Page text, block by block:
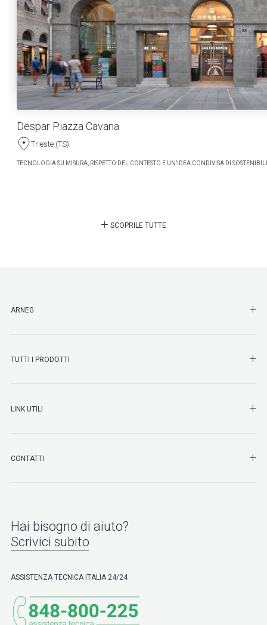
Despar Piazza Cavana
Trieste (TS)
TECNOLOGIA SU MISURA, RISPETTO DEL CONTESTO E UN’IDEA CONDIVISA DI
SCOPRILE TUTTE
ARNEG
TUTTI I PRODOTTI
LINK UTILI
CONTATTI
Hai bisogno di aiuto?
Scrivici subito
ASSISTENZA TECNICA ITALIA 24/24